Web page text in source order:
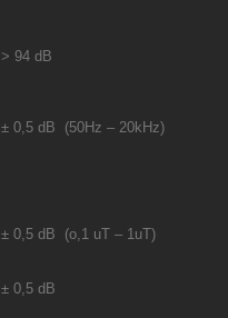
> 94 dB
± 0,5 dB (50Hz – 20kHz)
± 0,5 dB (o,1 uT – 1uT)
± 0,5 dB